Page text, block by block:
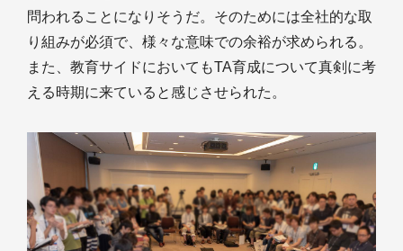
問われることになりそうだ。そのためには全社的な取
り組みが必須で、様々な意味での余裕が求められる。
また、教育サイドにおいてもTA育成について真剣に考
える時期に来ていると感じさせられた。